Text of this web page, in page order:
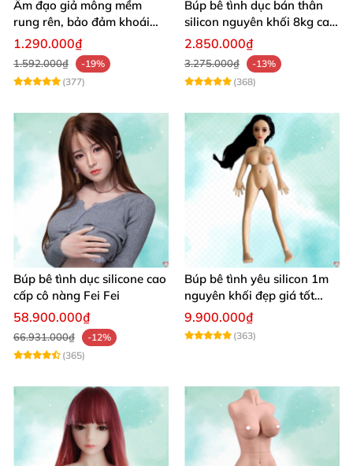
Âm đạo giả mông mềm
rung rên, bảo đảm khoái
cảm vượt trội
1.290.000₫
1.592.000₫
-19%
(377)
Búp bê tình dục bán thân
silicon nguyên khối 8kg cao
cấp mô phỏng người thật
2.850.000₫
3.275.000₫
-13%
(368)
Búp bê tình dục silicone cao
cấp cô nàng Fei Fei
58.900.000₫
66.931.000₫
-12%
(365)
Búp bê tình yêu silicon 1m
nguyên khối đẹp giá tốt
giao nhanh
9.900.000₫
(363)